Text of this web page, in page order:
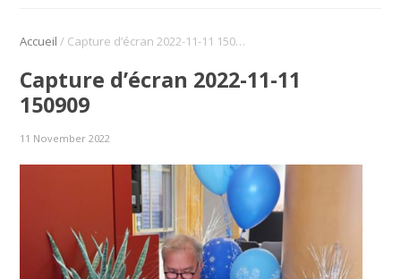
Accueil / Capture d’écran 2022-11-11 150909
Capture d’écran 2022-11-11
150909
11 November 2022